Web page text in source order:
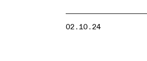
02.10.24